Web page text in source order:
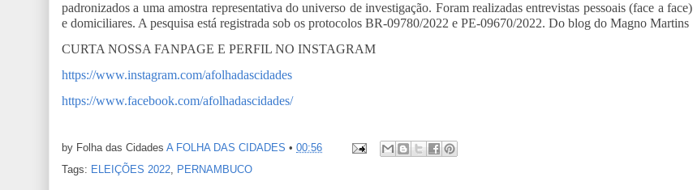
padronizados a uma amostra representativa do universo de investigação. Foram realizadas entrevistas pessoais (face a face)
e domiciliares. A pesquisa está registrada sob os protocolos BR-09780/2022 e PE-09670/2022. Do blog do Magno Martins
CURTA NOSSA FANPAGE E PERFIL NO INSTAGRAM
https://www.instagram.com/afolhadascidades
https://www.facebook.com/afolhadascidades/
by Folha das Cidades A FOLHA DAS CIDADES • 00:56
Tags: ELEIÇÕES 2022, PERNAMBUCO